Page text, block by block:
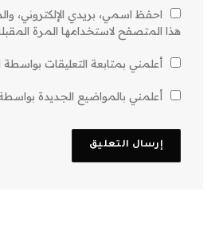
احفظ اسمي، بريدي الإلكتروني،
هذا المتصفح لاستخدامها المرة
أعلمني بمتابعة التعليقات بواسطة
أعلمني بالمواضيع الجديدة بواسطة